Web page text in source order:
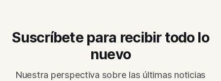
Suscríbete para recibir todo lo
nuevo
Nuestra perspectiva sobre las últimas noticias